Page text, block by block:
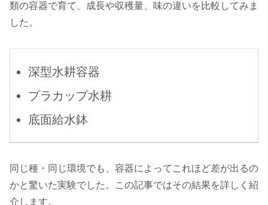
類の容器で育て、成長や収穫量、味の違いを比較してみま
した。
深型水耕容器
プラカップ水耕
底面給水鉢
同じ種・同じ環境でも、容器によってこれほど差が出るの
かと驚いた実験でした。この記事ではその結果を詳しく紹
介します。